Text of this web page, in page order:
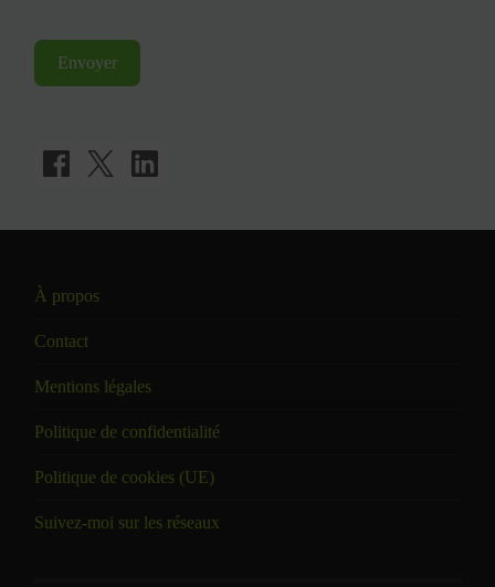
Envoyer
À propos
Contact
Mentions légales
Politique de confidentialité
Politique de cookies (UE)
Suivez-moi sur les réseaux